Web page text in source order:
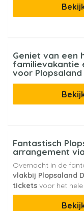
Geniet van een
familievakantie
voor Plopsaland
Fantastisch
arrangement
Overnacht in de
vlakbij Plopsaland
tickets voor het hele